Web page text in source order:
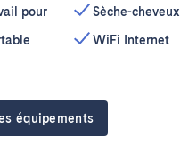
pour
Sèche-cheveux
WiFi Internet
équipements